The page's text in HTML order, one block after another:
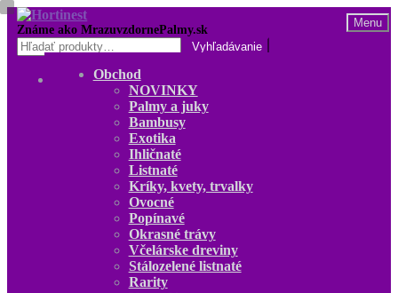
Preskočiť
na
navigáciu
Preskočiť
na
obsah
Hľadať:
Menu
Obchod
NOVINKY
Palmy a juky
Bambusy
Exotika
Ihličnaté
Listnaté
Kríky, kvety, trvalky
Ovocné
Popínavé
Okrasné trávy
Včelárske dreviny
Stálozelené listnaté
Rarity
Obchod
NOVINKY
Palmy a juky
Bambusy
Exotika
Ihličnaté
Listnaté
Kríky, kvety, trvalky
Ovocné
Popínavé
Okrasné trávy
Včelárske dreviny
Stálozelené listnaté
Rarity